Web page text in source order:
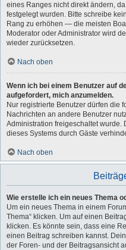
eines Ranges nicht direkt ändern,
festgelegt wurden. Bitte schreibe
Rang zu erhöhen — die meisten
Moderator oder Administrator wird
wieder zurücksetzen.
Nach oben
Wenn ich bei einem Benutzer auf
aufgefordert, mich anzumelden.
Nur registrierte Benutzer dürfen die
Nachrichten an andere Benutzer
Administration freigeschaltet wurde.
dieses Systems durch Gäste
Nach oben
Wie erstelle ich ein neues Thema
Um ein neues Thema in einem
Thema“ klicken. Um auf einen
klicken. Es könnte sein, dass eine
einen Beitrag schreiben kannst.
der Foren- und der Beitragsansicht